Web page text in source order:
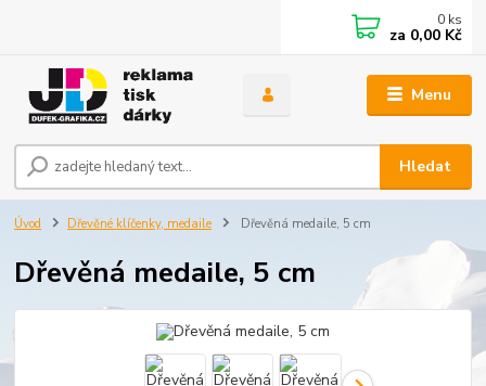
Menu
Hledat
0 ks
za 0,00 Kč
Úvod Dřevěné klíčenky, medaile Dřevěná medaile, 5 cm
Dřevěná medaile, 5 cm